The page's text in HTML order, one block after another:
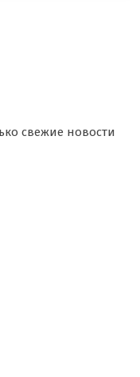
свежие новости